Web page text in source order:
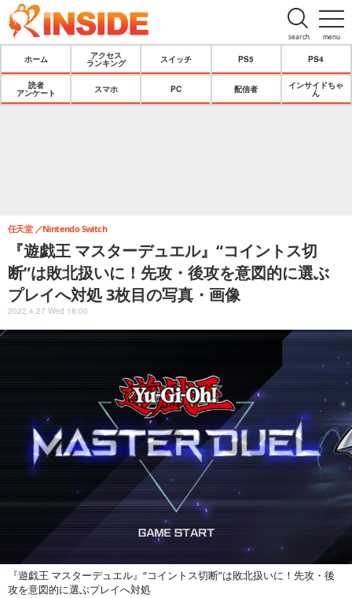
menu
search
ホーム
アクセス
ランキング
スイッチ PS5 PS4
読者
アンケート
スマホ PC 配信者
インサイドちゃ
ん
『遊戯王 マスターデュエル』“コイントス切
断”は敗北扱いに！先攻・後攻を意図的に選ぶ
プレイへ対処 3枚目の写真・画像
任天堂 Nintendo Switch
2022.4.27 Wed 18:00
『遊戯王 マスターデュエル』“コイントス切断”は敗北扱いに！先攻・後
攻を意図的に選ぶプレイへ対処